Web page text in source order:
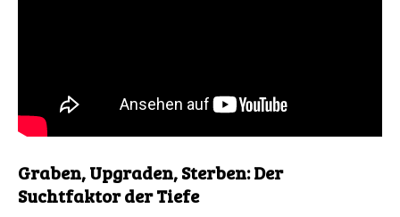
Graben, Upgraden, Sterben: Der
Suchtfaktor der Tiefe